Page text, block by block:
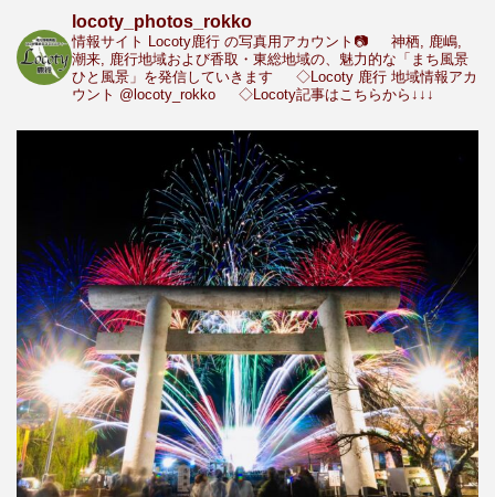
locoty_photos_rokko
情報サイト Locoty鹿行 の写真用アカウント📷
神栖, 鹿嶋,
潮来, 鹿行地域および香取・東総地域の、魅力的な「まち風景
ひと風景」を発信していきます
◇Locoty 鹿行 地域情報アカ
ウント @locoty_rokko ◇Locoty記事はこちらから↓↓↓